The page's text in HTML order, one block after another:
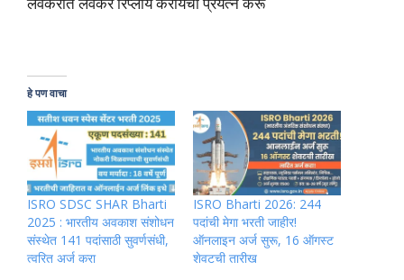
हे पण वाचा
ISRO SDSC SHAR Bharti
2025 : भारतीय अवकाश संशोधन
संस्थेत 141 पदांसाठी सुवर्णसंधी,
त्वरित अर्ज करा
ISRO Bharti 2026: 244
पदांची मेगा भरती जाहीर!
ऑनलाइन अर्ज सुरू, 16 ऑगस्ट
शेवटची तारीख